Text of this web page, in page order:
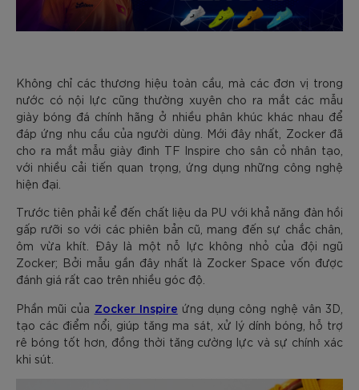
Không chỉ các thương hiệu toàn cầu, mà các đơn vị trong
nước có nội lực cũng thường xuyên cho ra mắt các mẫu
giày bóng đá chính hãng ở nhiều phân khúc khác nhau để
đáp ứng nhu cầu của người dùng. Mới đây nhất, Zocker đã
cho ra mắt mẫu giày đinh TF Inspire cho sân cỏ nhân tạo,
với nhiều cải tiến quan trọng, ứng dụng những công nghệ
hiện đại.
Trước tiên phải kể đến chất liệu da PU với khả năng đàn hồi
gấp rưỡi so với các phiên bản cũ, mang đến sự chắc chân,
ôm vừa khít. Đây là một nỗ lực không nhỏ của đội ngũ
Zocker; Bởi mẫu gần đây nhất là Zocker Space vốn được
đánh giá rất cao trên nhiều góc độ.
Phần mũi của Zocker Inspire ứng dụng công nghệ vân 3D,
tạo các điểm nổi, giúp tăng ma sát, xử lý dính bóng, hỗ trợ
rê bóng tốt hơn, đồng thời tăng cường lực và sự chính xác
khi sút.